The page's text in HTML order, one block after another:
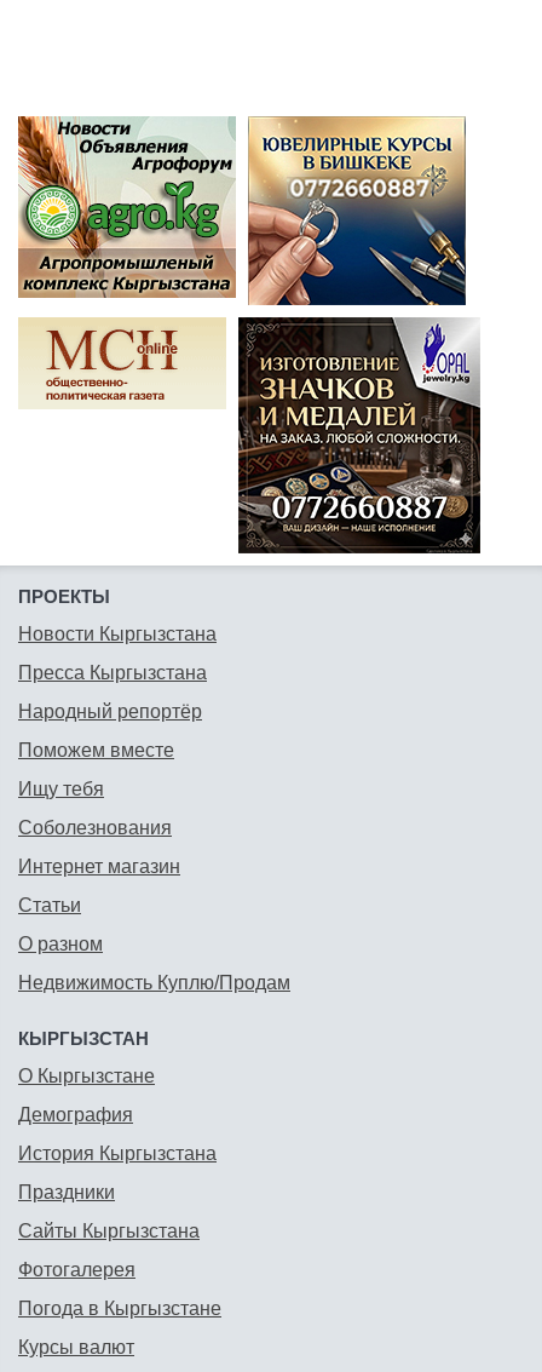
ПРОЕКТЫ
Новости Кыргызстана
Пресса Кыргызстана
Народный репортёр
Поможем вместе
Ищу тебя
Соболезнования
Интернет магазин
Статьи
О разном
Недвижимость Куплю/Продам
КЫРГЫЗСТАН
О Кыргызстане
Демография
История Кыргызстана
Праздники
Сайты Кыргызстана
Фотогалерея
Погода в Кыргызстане
Курсы валют